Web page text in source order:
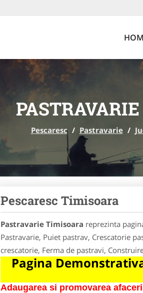
Pescaresc / Pastravarie /
Pescaresc Timisoara
Pastravarie Timisoara reprezinta
Pastravarie, Puiet pastrav, Crescatorie
crescatorie, Ferma de pastravi,
Pagina
Adaugarea si promovarea